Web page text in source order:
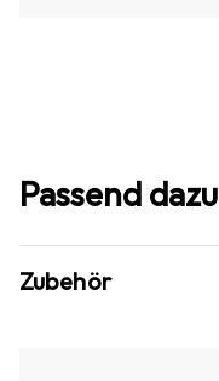
Passend dazu
Zubehör